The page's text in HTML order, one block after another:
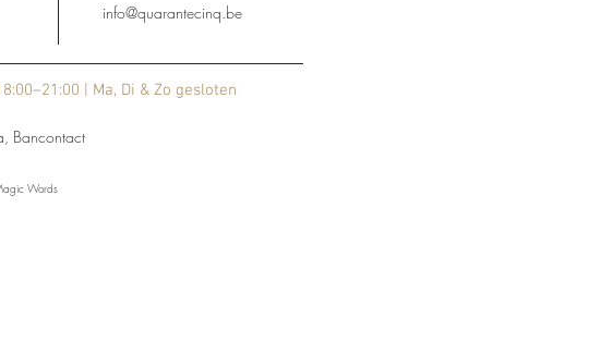
| Ma, Di & Zo gesloten
Bancontact
Words
info@quarantecinq.be